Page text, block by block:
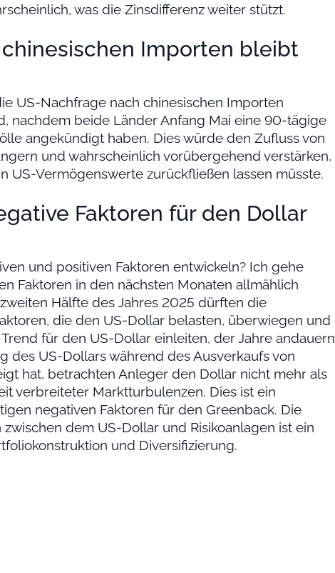
was die Zinsdifferenz weiter stützt.
Importen bleibt
US-Nachfrage nach chinesischen Importen
nachdem beide Länder Anfang Mai eine 90-tägige
angekündigt haben. Dies würde den Zufluss von
und wahrscheinlich vorübergehend verstärken,
US-Vermögenswerte zurückfließen lassen müsste.
Faktoren für den Dollar
und positiven Faktoren entwickeln? Ich gehe
Faktoren in den nächsten Monaten allmählich
Hälfte des Jahres 2025 dürften die
die den US-Dollar belasten, überwiegen und
für den US-Dollar einleiten, der Jahre andauern
des US-Dollars während des Ausverkaufs von
hat, betrachten Anleger den Dollar nicht mehr als
verbreiteter Marktturbulenzen. Dies ist ein
negativen Faktoren für den Greenback. Die
dem US-Dollar und Risikoanlagen ist ein
und Diversifizierung.